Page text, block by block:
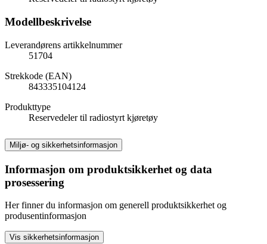
Modellbeskrivelse
Leverandørens artikkelnummer
51704
Strekkode (EAN)
843335104124
Produkttype
Reservedeler til radiostyrt kjøretøy
Miljø- og sikkerhetsinformasjon
Informasjon om produktsikkerhet og data
prosessering
Her finner du informasjon om generell produktsikkerhet og
produsentinformasjon
Vis sikkerhetsinformasjon